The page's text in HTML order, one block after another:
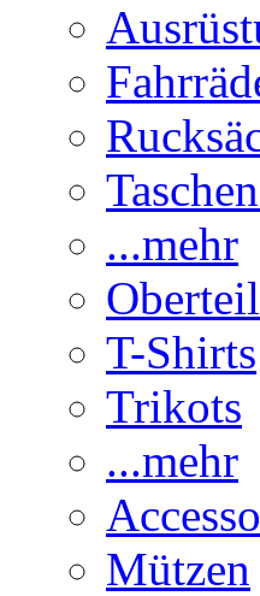
...mehr
T-Shirts
Trikots
...mehr
Mützen